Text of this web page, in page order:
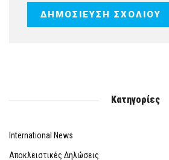
Κατηγορίες
International News
Αποκλειστικές Δηλώσεις